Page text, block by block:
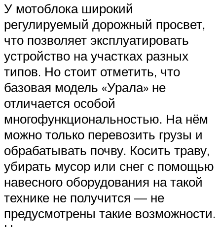
У мотоблока широкий
регулируемый дорожный просвет,
что позволяет эксплуатировать
устройство на участках разных
типов. Но стоит отметить, что
базовая модель «Урала» не
отличается особой
многофункциональностью. На нём
можно только перевозить грузы и
обрабатывать почву. Косить траву,
убирать мусор или снег с помощью
навесного оборудования на такой
технике не получится — не
предусмотрены такие возможности.